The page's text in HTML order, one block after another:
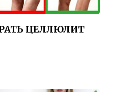
ЦЕЛЛЮЛИТ